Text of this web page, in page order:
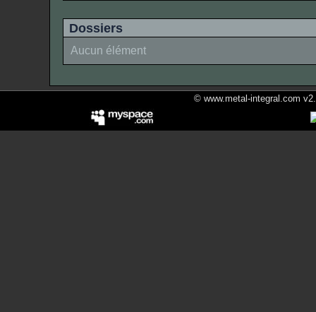
Dossiers
Aucun élément
© www.metal-integral.com